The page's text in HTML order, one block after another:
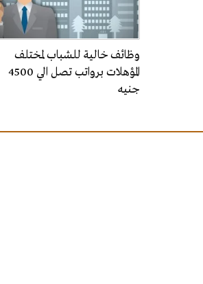
وظائف خالية للشباب لمختلف
المؤهلات برواتب تصل الي 4500
جنيه